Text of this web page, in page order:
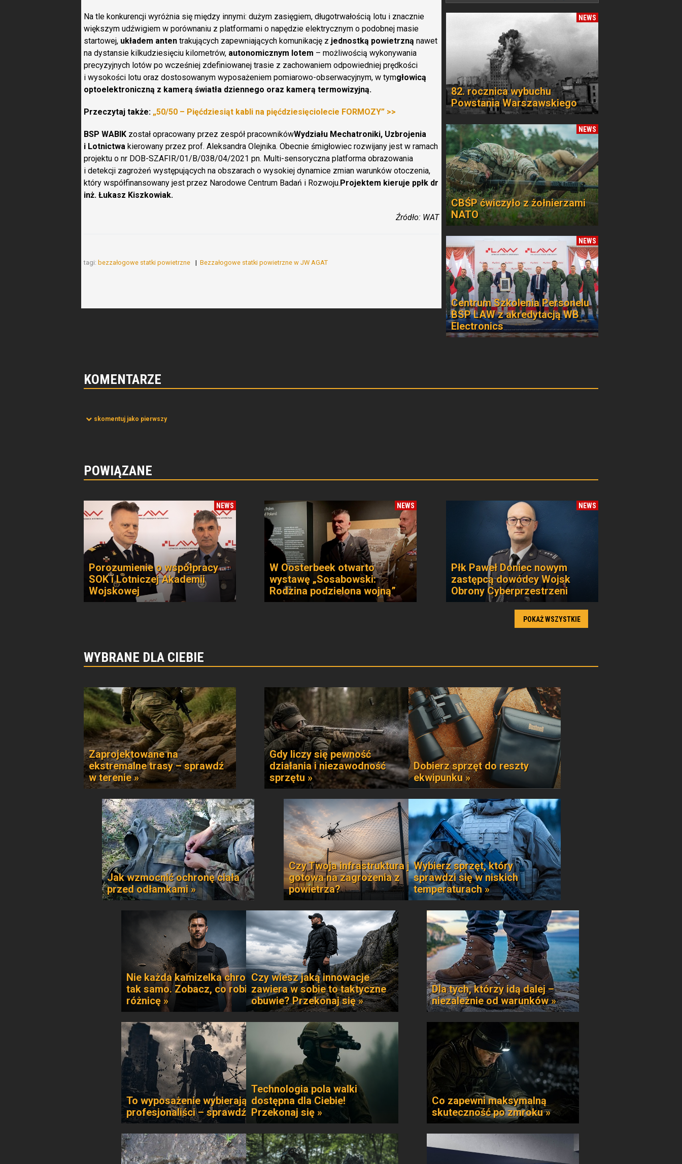
Na tle konkurencji wyróżnia się między innymi: dużym zasięgiem, długotrwałością lotu i znacznie
większym udźwigiem w porównaniu z platformami o napędzie elektrycznym o podobnej masie
startowej, układem anten trakujących zapewniających komunikację z jednostką powietrzną nawet
na dystansie kilkudziesięciu kilometrów, autonomicznym lotem – możliwością wykonywania
precyzyjnych lotów po wcześniej zdefiniowanej trasie z zachowaniem odpowiedniej prędkości
i wysokości lotu oraz dostosowanym wyposażeniem pomiarowo-obserwacyjnym, w tymgłowicą
optoelektroniczną z kamerą światła dziennego oraz kamerą termowizyjną.
Przeczytaj także: „50/50 – Pięćdziesiąt kabli na pięćdziesięciolecie FORMOZY” >>
BSP WABIK został opracowany przez zespół pracownikówWydziału Mechatroniki, Uzbrojenia
i Lotnictwa kierowany przez prof. Aleksandra Olejnika. Obecnie śmigłowiec rozwijany jest w ramach
projektu o nr DOB-SZAFIR/01/B/038/04/2021 pn. Multi-sensoryczna platforma obrazowania
i detekcji zagrożeń występujących na obszarach o wysokiej dynamice zmian warunków otoczenia,
który współfinansowany jest przez Narodowe Centrum Badań i Rozwoju.Projektem kieruje ppłk dr
inż. Łukasz Kiszkowiak.
Źródło: WAT
tagi: bezzałogowe statki powietrzne Bezzałogowe statki powietrzne w JW AGAT
NEWS
82. rocznica wybuchu
Powstania Warszawskiego
NEWS
CBŚP ćwiczyło z żołnierzami
NATO
NEWS
Centrum Szkolenia Personelu
BSP LAW z akredytacją WB
Electronics
KOMENTARZE
skomentuj jako pierwszy
POWIĄZANE
NEWS
Porozumienie o współpracy
SOK i Lotniczej Akademii
Wojskowej
NEWS
W Oosterbeek otwarto
wystawę „Sosabowski:
Rodzina podzielona wojną”
NEWS
Płk Paweł Doniec nowym
zastępcą dowódcy Wojsk
Obrony Cyberprzestrzeni
POKAŻ WSZYSTKIE
WYBRANE DLA CIEBIE
Zaprojektowane na
ekstremalne trasy – sprawdź
w terenie »
Gdy liczy się pewność
działania i niezawodność
sprzętu »
Dobierz sprzęt do reszty
ekwipunku »
Jak wzmocnić ochronę ciała
przed odłamkami »
Czy Twoja infrastruktura jest
gotowa na zagrożenia z
powietrza?
Wybierz sprzęt, który
sprawdzi się w niskich
temperaturach »
Nie każda kamizelka chroni
tak samo. Zobacz, co robi
różnicę »
Czy wiesz jaką innowacje
zawiera w sobie to taktyczne
obuwie? Przekonaj się »
Dla tych, którzy idą dalej –
niezależnie od warunków »
To wyposażenie wybierają
profesjonaliści – sprawdź »
Technologia pola walki
dostępna dla Ciebie!
Przekonaj się »
Co zapewni maksymalną
skuteczność po zmroku »